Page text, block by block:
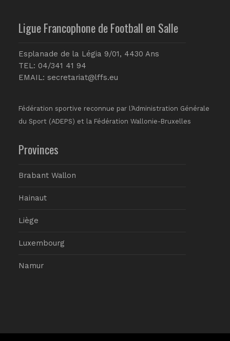
Ligue Francophone de Football en Salle
Esplanade de la Légia 9/01, 4430 Ans
TEL: 04/341 41 94
EMAIL: secretariat@lffs.eu
Fédération sportive reconnue par l’Administration Générale
du Sport (ADEPS) et la Fédération Wallonie-Bruxelles
Provinces
Brabant Wallon
Hainaut
Liège
Luxembourg
Namur